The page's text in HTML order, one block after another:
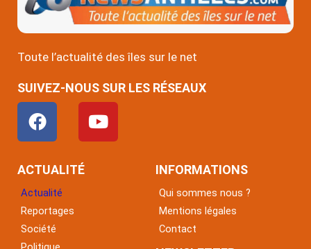
Toute l’actualité des îles sur le net
SUIVEZ-NOUS SUR LES RÉSEAUX
F
a
c
e
o
o
k
Y
o
u
ACTUALITÉ
Actualité
Reportages
Société
INFORMATIONS
Qui sommes nous ?
Mentions légales
Contact